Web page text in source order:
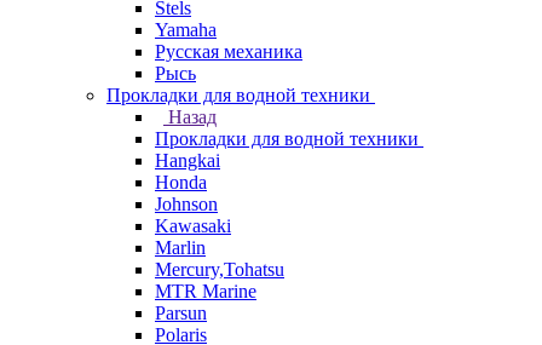
Stels
Yamaha
Русская механика
Рысь
Прокладки для водной техники
Назад
Прокладки для водной техники
Hangkai
Honda
Johnson
Kawasaki
Marlin
Mercury,Tohatsu
MTR Marine
Parsun
Polaris